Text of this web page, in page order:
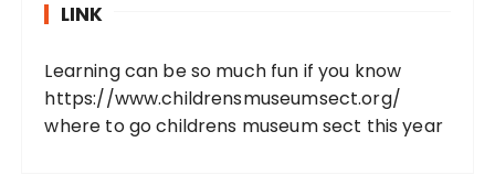
LINK
Learning can be so much fun if you know
https://www.childrensmuseumsect.org/
where to go childrens museum sect this year